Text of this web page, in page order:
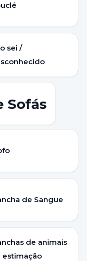
sei /
Sofás
de Sangue
de animais
estimação